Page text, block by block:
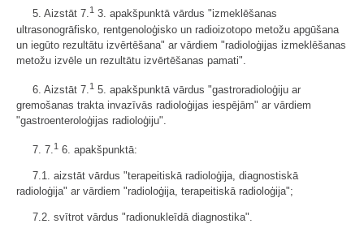
5. Aizstāt 7.1 3. apakšpunktā vārdus "izmeklēšanas
ultrasonogrāfisko, rentgenoloģisko un radioizotopo metožu apgūšana
un iegūto rezultātu izvērtēšana" ar vārdiem "radioloģijas izmeklēšanas
metožu izvēle un rezultātu izvērtēšanas pamati".
6. Aizstāt 7. 1 5. apakšpunktā vārdus "gastroradioloģiju ar
gremošanas trakta invazīvās radioloģijas iespējām" ar vārdiem
"gastroenteroloģijas radioloģiju".
7. 7.1 6. apakšpunktā:
7.1. aizstāt vārdus "terapeitiskā radioloģija, diagnostiskā
radioloģija" ar vārdiem "radioloģija, terapeitiskā radioloģija";
7.2. svītrot vārdus "radionukleīdā diagnostika".